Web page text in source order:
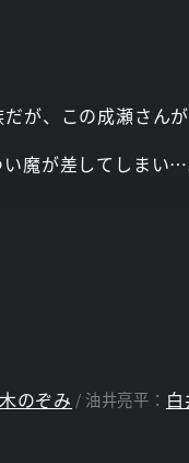
が、この成瀬さん
魔が差してしまい…
のぞみ 油井亮平：